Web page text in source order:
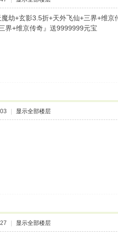
魔劫+玄影3.5折+天外飞仙+三界+维
界+维京传奇』送9999999元宝
显示全部楼层
显示全部楼层